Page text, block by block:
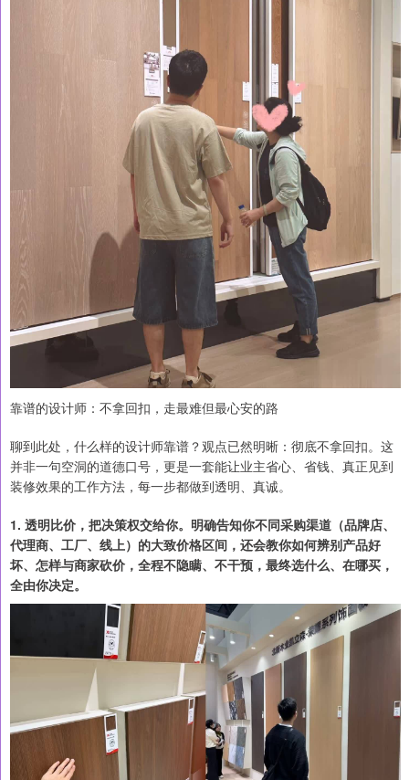
靠谱的设计师：不拿回扣，走最难但最心安的路
聊到此处，什么样的设计师靠谱？观点已然明晰：彻底不拿回扣。这
并非一句空洞的道德口号，更是一套能让业主省心、省钱、真正见到
装修效果的工作方法，每一步都做到透明、真诚。
1. 透明比价，把决策权交给你。明确告知你不同采购渠道（品牌店、
代理商、工厂、线上）的大致价格区间，还会教你如何辨别产品好
坏、怎样与商家砍价，全程不隐瞒、不干预，最终选什么、在哪买，
全由你决定。